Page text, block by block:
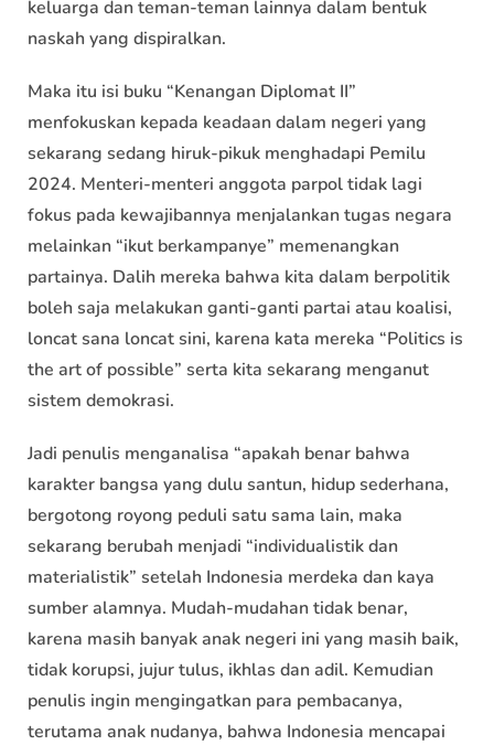
keluarga dan teman-teman lainnya dalam bentuk
naskah yang dispiralkan.
Maka itu isi buku “Kenangan Diplomat II”
menfokuskan kepada keadaan dalam negeri yang
sekarang sedang hiruk-pikuk menghadapi Pemilu
2024. Menteri-menteri anggota parpol tidak lagi
fokus pada kewajibannya menjalankan tugas negara
melainkan “ikut berkampanye” memenangkan
partainya. Dalih mereka bahwa kita dalam berpolitik
boleh saja melakukan ganti-ganti partai atau koalisi,
loncat sana loncat sini, karena kata mereka “Politics is
the art of possible” serta kita sekarang menganut
sistem demokrasi.
Jadi penulis menganalisa “apakah benar bahwa
karakter bangsa yang dulu santun, hidup sederhana,
bergotong royong peduli satu sama lain, maka
sekarang berubah menjadi “individualistik dan
materialistik” setelah Indonesia merdeka dan kaya
sumber alamnya. Mudah-mudahan tidak benar,
karena masih banyak anak negeri ini yang masih baik,
tidak korupsi, jujur tulus, ikhlas dan adil. Kemudian
penulis ingin mengingatkan para pembacanya,
terutama anak nudanya, bahwa Indonesia mencapai